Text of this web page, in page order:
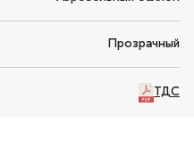
Прозрачный
ТДС